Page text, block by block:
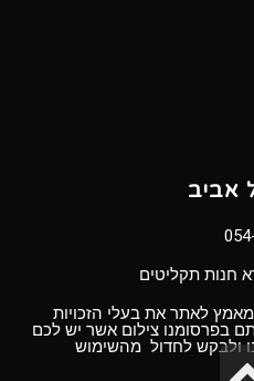
אביב
מאמץ לאתר את בעלי הזכויות
בפרסומנו צילום אשר יש לכם
ולבקש לחדול מהשימוש